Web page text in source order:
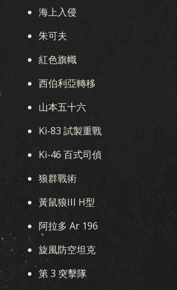
海上入侵
朱可夫
紅色旗幟
西伯利亞轉移
山本五十六
Ki-83 試製重戰
Ki-46 百式司偵
狼群戰術
黃鼠狼III H型
阿拉多 Ar 196
旋風防空坦克
第 3 突擊隊
KARDS 學院
卡组生成器
澳紐風暴 早期戰爭
聯合戰線
血與鐵
軍團
突破 戰區